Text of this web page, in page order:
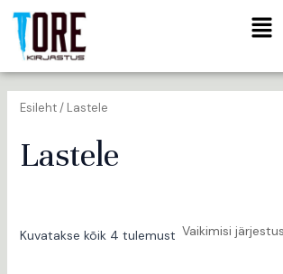
Skip
content
Menu
Esileht/ Lastele
Lastele
Kuvatakse kõik 4 tulemust